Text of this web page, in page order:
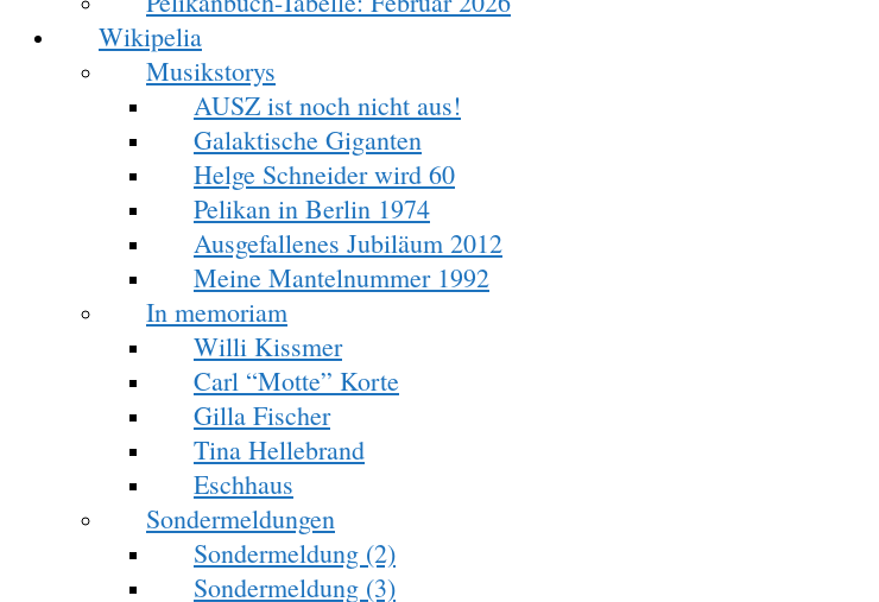
Wikipelia
Musikstorys
AUSZ ist noch nicht aus!
Galaktische Giganten
Helge Schneider wird 60
Pelikan in Berlin 1974
Ausgefallenes Jubiläum 2012
Meine Mantelnummer 1992
In memoriam
Willi Kissmer
Carl “Motte” Korte
Gilla Fischer
Tina Hellebrand
Eschhaus
Sondermeldungen
Sondermeldung (2)
Sondermeldung (3)